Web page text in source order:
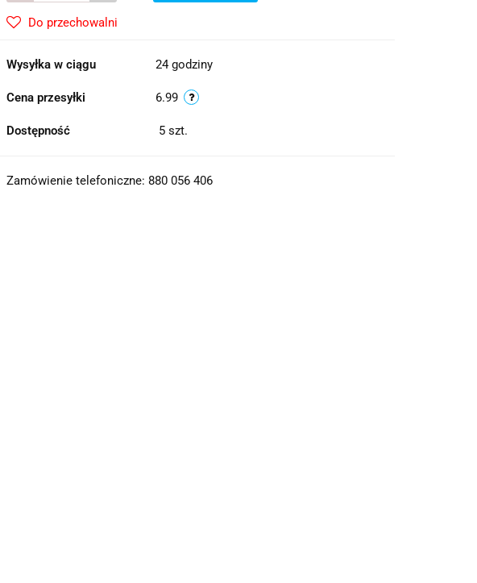
Do przechowalni
Wysyłka w ciągu 24 godziny
Cena przesyłki 6.99
Dostępność 5 szt.
Zamówienie telefoniczne: 880 056 406